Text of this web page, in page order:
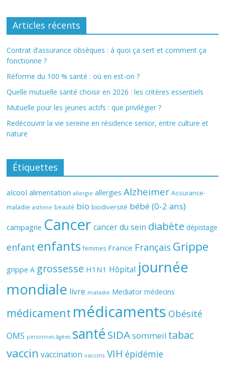
Articles récents
Contrat d’assurance obsèques : à quoi ça sert et comment ça
fonctionne ?
Réforme du 100 % santé : où en est-on ?
Quelle mutuelle santé choisir en 2026 : les critères essentiels
Mutuelle pour les jeunes actifs : que privilégier ?
Redécouvrir la vie sereine en résidence senior, entre culture et
nature
Étiquettes
alcool alimentation allergie allergies Alzheimer Assurance-
maladie asthme beauté bio biodiversité bébé (0-2 ans)
campagne Cancer cancer du sein diabète dépistage
enfant enfants femmes France Français Grippe
grippe A grossesse H1N1 Hôpital journée
mondiale livre maladie Mediator médecins
médicament médicaments Obésité
OMS personnes âgées santé SIDAsommeil tabac
vaccin vaccination vaccins VIH épidémie